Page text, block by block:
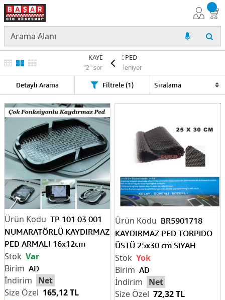
KAYDIRMAZ PED
"2" sonuç listeleniyor
Detaylı Arama Filtrele (1)
TP 101 03 001
NUMARATÖRLÜ KAYDIRMAZ
PED ARMALI 16x12cm
AD
Net
165,12 TL
Var
BR5901718
KAYDIRMAZ PED TORPiDO
ÜSTÜ 25x30 cm SiYAH
AD
Net
72,32 TL
Yok